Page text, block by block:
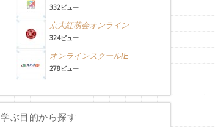
332ビュー
京大紅萌会オンライン
324ビュー
オンラインスクールIE
278ビュー
学ぶ目的から探す